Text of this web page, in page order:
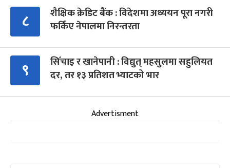
८
शैक्षिक क्रेडिट बैंक : विदेशमा अध्ययन पूरा नगरी
फर्किए नेपालमा निरन्तरता
९
सिँचाइ र खानेपानी : विद्युत् महसुलमा सहुलियत
दर, तर १३ प्रतिशत भ्याटको भार
Advertisment